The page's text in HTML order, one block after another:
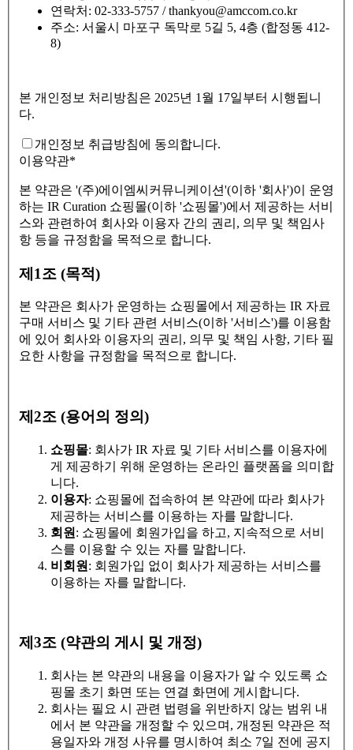
연락처: 02-333-5757 / thankyou@amccom.co.kr
주소: 서울시 마포구 독막로 5길 5, 4층 (합정동 412-
8)
본 개인정보 처리방침은 2025년 1월 17일부터 시행됩니
다.
개인정보 취급방침에 동의합니다.
이용약관*
본 약관은 '(주)에이엠씨커뮤니케이션'(이하 '회사')이 운영
하는 IR Curation 쇼핑몰(이하 '쇼핑몰')에서 제공하는 서비
스와 관련하여 회사와 이용자 간의 권리, 의무 및 책임사
항 등을 규정함을 목적으로 합니다.
제1조 (목적)
본 약관은 회사가 운영하는 쇼핑몰에서 제공하는 IR 자료
구매 서비스 및 기타 관련 서비스(이하 '서비스')를 이용함
에 있어 회사와 이용자의 권리, 의무 및 책임 사항, 기타 필
요한 사항을 규정함을 목적으로 합니다.
제2조 (용어의 정의)
쇼핑몰: 회사가 IR 자료 및 기타 서비스를 이용자에
게 제공하기 위해 운영하는 온라인 플랫폼을 의미합
니다.
이용자: 쇼핑몰에 접속하여 본 약관에 따라 회사가
제공하는 서비스를 이용하는 자를 말합니다.
회원 : 쇼핑몰에 회원가입을 하고, 지속적으로 서비
스를 이용할 수 있는 자를 말합니다.
비회원 : 회원가입 없이 회사가 제공하는 서비스를
이용하는 자를 말합니다.
제3조 (약관의 게시 및 개정)
회사는 본 약관의 내용을 이용자가 알 수 있도록 쇼
핑몰 초기 화면 또는 연결 화면에 게시합니다.
회사는 필요 시 관련 법령을 위반하지 않는 범위 내
에서 본 약관을 개정할 수 있으며, 개정된 약관은 적
용일자와 개정 사유를 명시하여 최소 7일 전에 공지